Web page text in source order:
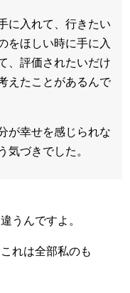
に入れて、行きたい
をほしい時に手に入
、評価されたいだけ
えたことがあるんで
が幸せを感じられな
気づきでした。
うんですよ。
れは全部私のも